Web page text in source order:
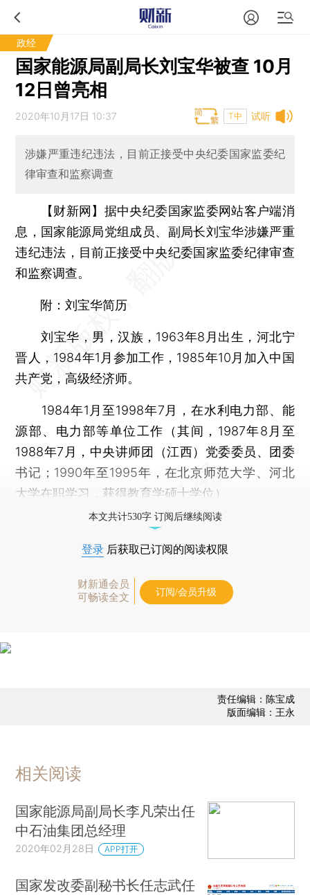
政经
国家能源局副局长刘宝华被查 10月
12日曾亮相
试听
2020年10月17日 10:37 T中
涉嫌严重违纪违法，目前正接受中央纪委国家监委纪
律审查和监察调查
【财新网】 据中央纪委国家监委网站客户端消
息，国家能源局党组成员、副局长刘宝华涉嫌严重
违纪违法，目前正接受中央纪委国家监委纪律审查
和监察调查。
附：刘宝华简历
刘宝华，男，汉族，1963年8月出生，河北宁
晋人，1984年1月参加工作，1985年10月加入中国
共产党，高级经济师。
1984年1月至1998年7月，在水利电力部、能
源部、电力部等单位工作（其间，1987年8月至
1988年7月，中央讲师团（江西）党委委员、团委
书记；1990年至1995年，在北京师范大学、河北
大学在职学习，获得教育学硕士学位）
本文共计530字 订阅后继续阅读
登录 后获取已订阅的阅读权限
财新通会员
可畅读全文
订阅/会员升级
责任编辑：陈宝成
版面编辑：王永
相关阅读
国家能源局副局长李凡荣出任
中石油集团总经理
2020年02月28日 APP打开
国家发改委副秘书长任志武任